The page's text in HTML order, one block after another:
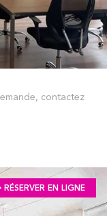
contactez
EN LIGNE